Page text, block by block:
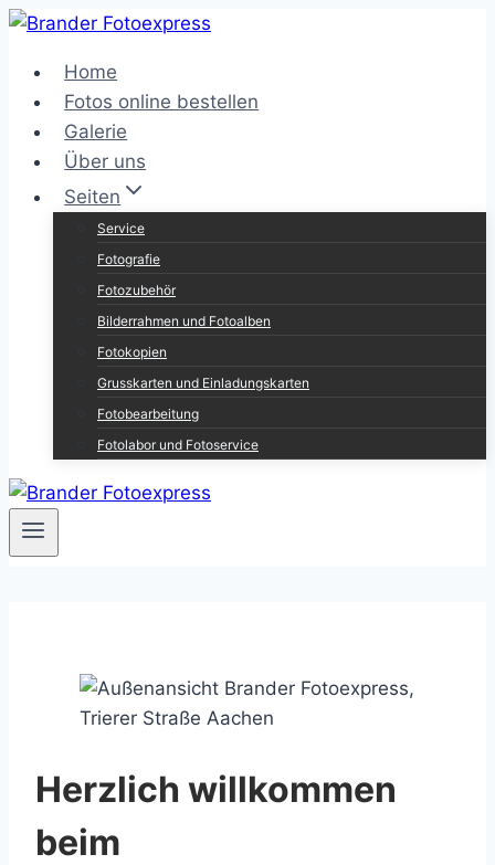
Zum
springenHome
Fotos online bestellen
Galerie
Über uns
Seiten
Service
Fotografie
Fotozubehör
Bilderrahmen und Fotoalben
Fotokopien
Grusskarten und Einladungskarten
Fotobearbeitung
Fotolabor und Fotoservice
Herzlich willkommen
beim